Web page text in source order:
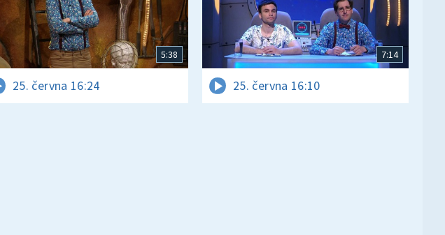
5:38
25. června 16:24
7:14
25. června 16:10